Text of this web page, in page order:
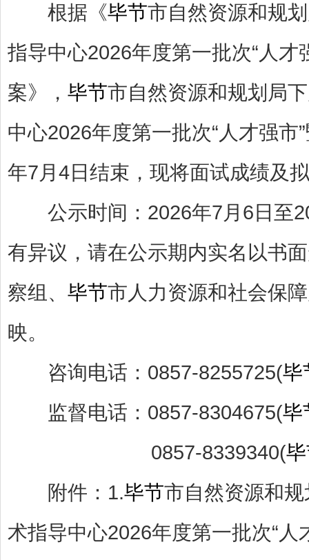
根据《毕节市自然资源和规
指导中心2026年度第一批次“人
案》， 毕节市自然资源和规划局
中心2026年度第一批次“人才强
年7月4日结束，现将面试成绩及
公示时间：2026年7月6日至
有异议，请在公示期内实名以书
察组、 毕节市人力资源和社会保
映。
咨询电话：0857-8255725(毕
监督电话：0857-8304675(毕
0857-8339340(
附件：1.毕节市自然资源和
术指导中心2026年度第一批次“